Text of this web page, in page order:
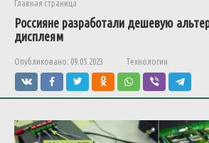
Главная страница
Россияне разработали дешевую
дисплеям
Опубликовано: 09.05.2023 Технологии